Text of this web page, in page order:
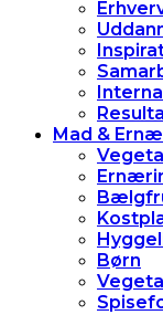
Mad &
Børn